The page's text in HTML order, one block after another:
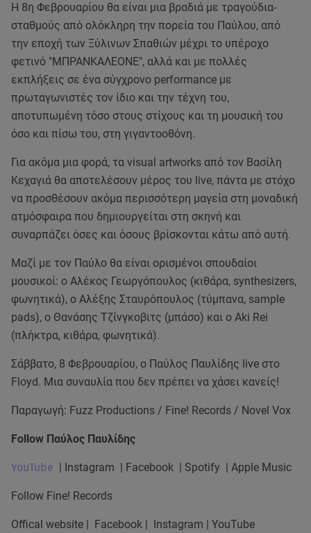
Η 8η Φεβρουαρίου θα είναι μια βραδιά με τραγούδια-
σταθμούς από ολόκληρη την πορεία του Παύλου, από
την εποχή των Ξύλινων Σπαθιών μέχρι το υπέροχο
φετινό "ΜΠΡΑΝΚΑΛΕΟΝΕ", αλλά και με πολλές
εκπλήξεις σε ένα σύγχρονο performance με
πρωταγωνιστές τον ίδιο και την τέχνη του,
αποτυπωμένη τόσο στους στίχους και τη μουσική του
όσο και πίσω του, στη γιγαντοοθόνη.
Για ακόμα μια φορά, τα visual artworks από τον Βασίλη
Κεχαγιά θα αποτελέσουν μέρος του live, πάντα με στόχο
να προσθέσουν ακόμα περισσότερη μαγεία στη μοναδική
ατμόσφαιρα που δημιουργείται στη σκηνή και
συναρπάζει όσες και όσους βρίσκονται κάτω από αυτή.
Μαζί με τον Παύλο θα είναι ορισμένοι σπουδαίοι
μουσικοί: ο Αλέκος Γεωργόπουλος (κιθάρα, synthesizers,
φωνητικά), ο Αλέξης Σταυρόπουλος (τύμπανα, sample
pads), ο Θανάσης Τζίνγκοβιτς (μπάσο) και ο Aki Rei
(πλήκτρα, κιθάρα, φωνητικά).
Σάββατο, 8 Φεβρουαρίου, ο Παύλος Παυλίδης live στο
Floyd. Μια συναυλία που δεν πρέπει να χάσει κανείς!
Παραγωγή: Fuzz Productions / Fine! Records / Νοvel Vox
Follow Παύλος Παυλίδης
YouTube | Instagram | Facebook | Spotify | Apple Music
Follow Fine! Records
Offical website | Facebook | Instagram | YouTube